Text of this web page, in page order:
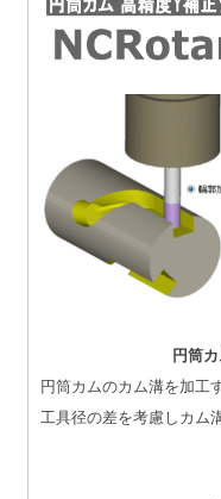
円筒
円筒カムのカム溝を加工
工具径の差を考慮しカム